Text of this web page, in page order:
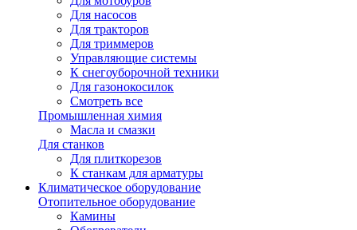
Для насосов
Для тракторов
Для триммеров
Управляющие системы
К снегоуборочной техники
Для газонокосилок
Смотреть все
Промышленная химия
Масла и смазки
Для станков
Для плиткорезов
К станкам для арматуры
Климатическое оборудование
Отопительное оборудование
Камины